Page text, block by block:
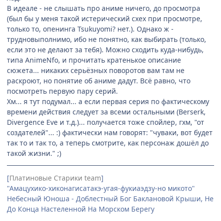
В идеале - не слышать про аниме ничего, до просмотра
(был бы у меня такой истерический схех при просмотре,
только то, опенинга Tsukuyomi? нет.). Однако ж -
трудновыполнимо, ибо не понятно, как выбирать (только,
если это не делают за тебя). Можно сходить куда-нибудь,
типа AnimeNfo, и прочитать кратенькое описание
сюжета... никаких серьёзных поворотов вам там не
раскроют, но понятие об аниме дадут. Всё равно, что
посмотреть первую пару серий.
Хм... я тут подумал... а если первая серия по фактическому
времени действия следует за всеми остальными (Berserk,
Divergence Eve и т.д.)... получается тоже спойлер, гхм, "от
создателей"... :) фактически нам говорят: "чуваки, вот будет
так то и так то, а теперь смотрите, как персонаж дошёл до
такой жизни." ;)
[Платиновые Старики team]
"Амацухико-хиконагисатакэ-угая-фукиаэдзу-но микото"
Небесный Юноша - Доблестный Бог Баклановой Крыши, Не
До Конца Настеленной На Морском Берегу